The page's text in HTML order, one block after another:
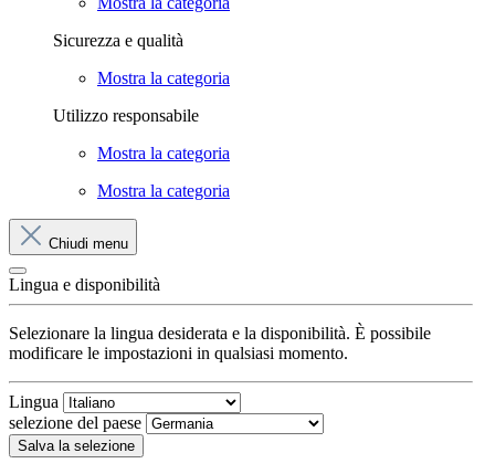
Sicurezza e qualità
Mostra la categoria
Utilizzo responsabile
Mostra la categoria
Mostra la categoria
Chiudi menu
Lingua e disponibilità
Selezionare la lingua desiderata e la disponibilità. È possibile
modificare le impostazioni in qualsiasi momento.
Lingua
selezione del paese
Salva la selezione